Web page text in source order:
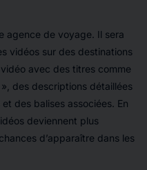
agence de voyage. Il sera
vidéos sur des destinations
avec des titres comme
des descriptions détaillées
des balises associées. En
deviennent plus
d’apparaître dans les